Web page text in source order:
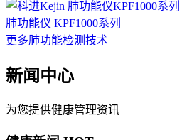
肺功能仪 KPF1000系列
更多肺功能检测技术
新闻中心
为您提供健康管理资讯